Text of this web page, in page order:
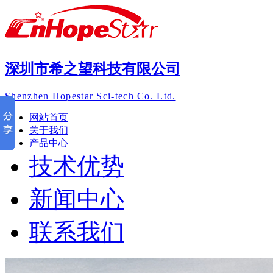
深圳市希之望科技有限公司
Shenzhen Hopestar Sci-tech Co. Ltd.
网站首页
关于我们
产品中心
技术优势
新闻中心
联系我们